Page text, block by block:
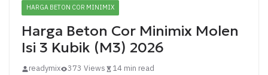
HARGA BETON COR MINIMIX
Harga Beton Cor Minimix Molen
Isi 3 Kubik (M3) 2026
readymix 373 Views 14 min read